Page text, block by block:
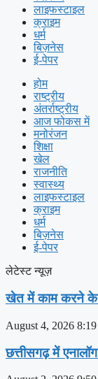
लाइफस्टाइल
क्राइम
धर्म
बिज़नेस
ई-पेपर
होम
राष्ट्रीय
अंतर्राष्ट्रीय
आज फोकस में
मनोरंजन
शिक्षा
खेल
राजनीति
स्वास्थ्य
लाइफस्टाइल
क्राइम
धर्म
बिज़नेस
ई-पेपर
लेटेस्ट न्यूज़
खेत में काम करने के
August 4, 2026
छत्तीसगढ़ में